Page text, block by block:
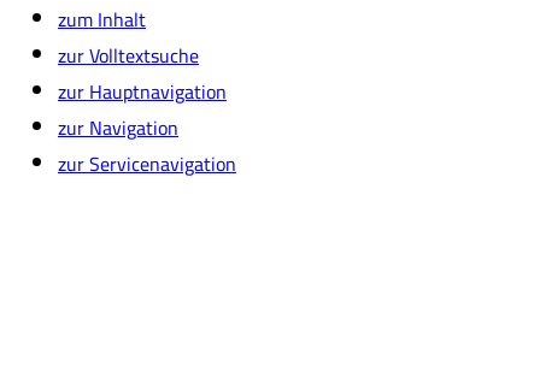
zum Inhalt
zur Volltextsuche
zur Hauptnavigation
zur Navigation
zur Servicenavigation